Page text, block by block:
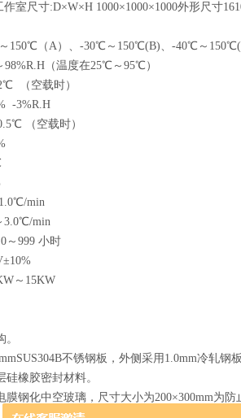
作室尺寸:D×W×H 1000×1000×1000外形尺寸
150℃（A）、-30℃～150℃(B)、-40℃～
98%R.H（温度在25℃～95℃）
（空载时）
-3%R.H
（空载时）
min
3.0℃/min
～999 小时
～15KW
不锈钢板，外侧采用1.0mm冷轧钢
橡胶密封材料。
膜钢化中空玻璃，尺寸大小为200×300mm为